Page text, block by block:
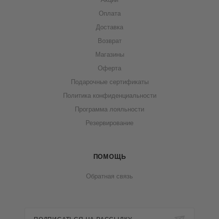
Оплата
Доставка
Возврат
Магазины
Оферта
Подарочные сертификаты
Политика конфиденциальности
Программа лояльности
Резервирование
ПОМОЩЬ
Обратная связь